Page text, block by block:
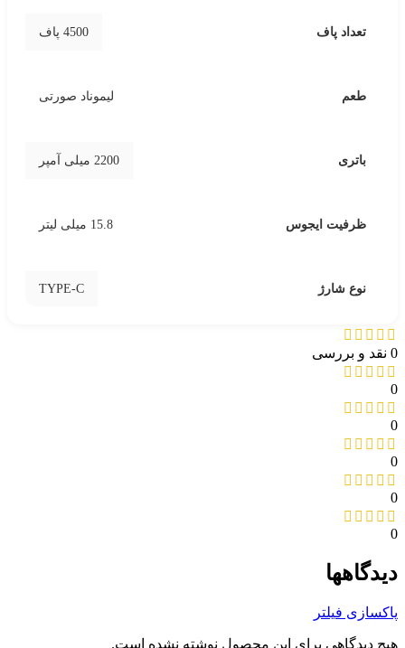
تعداد پاف 4500 پاف
طعم لیموناد صورتی
باتری 2200 میلی آمپر
ظرفیت ایجوس 15.8 میلی لیتر
نوع شارژ TYPE-C
0 نقد و بررسی
0
0
0
0
0
دیدگاهها
پاکسازی فیلتر
هیچ دیدگاهی برای این محصول نوشته نشده است.